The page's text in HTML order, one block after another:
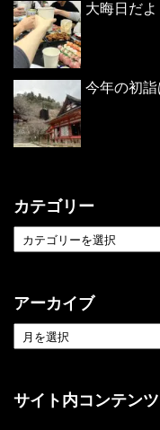
大晦日だ
今年の初
カテゴリー
アーカイブ
サイト内コンテンツ